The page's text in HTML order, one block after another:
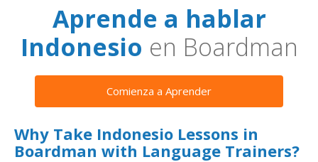
Aprende a hablar
Indonesio en Boardman
Comienza a Aprender
Why Take Indonesio Lessons in
Boardman with Language Trainers?